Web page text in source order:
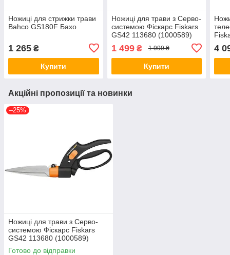
Ножиці для стрижки трави
Bahco GS180F Бахо
1 265 ₴
Купити
Ножиці для трави з Серво-
системою Фіскарс Fiskars
GS42 113680 (1000589)
1 499₴ 1 999 ₴
Купити
4
Акційні пропозиції та новинки
–25%
Ножиці для трави з Серво-
системою Фіскарс Fiskars
GS42 113680 (1000589)
Фінляндія
Готово до відправки